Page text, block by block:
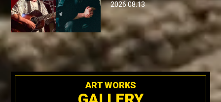
2026.08.13
ART WORKS